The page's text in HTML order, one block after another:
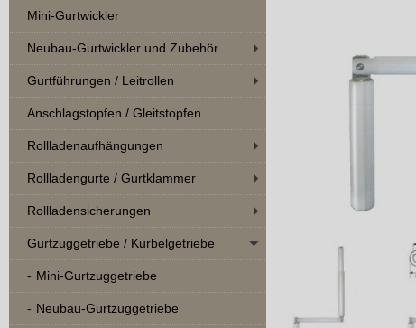
Mini-Gurtwickler
Neubau-Gurtwickler und Zubehör
Gurtführungen / Leitrollen
Anschlagstopfen / Gleitstopfen
Rollladenaufhängungen
Rollladengurte / Gurtklammer
Rollladensicherungen
Gurtzuggetriebe / Kurbelgetriebe
Mini-Gurtzuggetriebe
Neubau-Gurtzuggetriebe